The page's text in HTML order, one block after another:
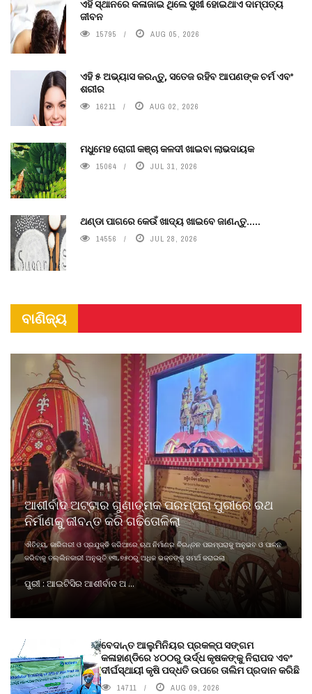
ଏହି ସ୍ଥାନରେ କଳାଜାଇ ଥିଲେ ସୁଖୀ ହୋଇଥାଏ ଦାମ୍ପତ୍ୟ
ଜୀବନ
15795 AUG 05, 2026
ଏହି ୫ ଅଭ୍ୟାସ କରନ୍ତୁ, ସତେଜ ରହିବ ଆପଣଙ୍କ ଚର୍ମ ଏବଂ
ଶରୀର
16211 AUG 02, 2026
ମଧୁମେହ ରୋଗୀ କଞ୍ଚା କଳଦୀ ଖାଇବା ଲାଭଦାୟକ
15064 JUL 31, 2026
ଥଣ୍ଡା ପାଗରେ କେଉଁ ଖାଦ୍ୟ ଖାଇବେ ଜାଣନ୍ତୁ.....
14556 JUL 28, 2026
ବାଣିଜ୍ୟ
ଆଶୀର୍ବାଦ ଅଟ୍ଟାର ଗୁଣାତ୍ମକ ପରମ୍ପରା ପୁରୀରେ ରଥ
ନିର୍ମାଣକୁ ଜୀବନ୍ତ କରି ଗଢିତୋଳିଲା
ଐତିହ୍ୟ, କାରିଗରୀ ଓ ପ୍ରଯୁକ୍ତି ଜରିଆରେ ଋଥ ନିର୍ମାଣର ଚିରନ୍ତନ ପରମ୍ପରାକୁ ଅନୁଭବ ଓ ପାଳନ
କରିବାକୁ ତଲ୍ଲିନକାରୀ ଅନୁଭୂତି ୧୩,୭୫୦ରୁ ଅଧିକ ଭକ୍ତଙ୍କୁ ସମର୍ଥ କରାଇଲା
ପୁରୀ : ଆଇଟିସିର ଆଶୀର୍ବାଦ ଅ ...
ବେଦାନ୍ତ ଆଲୁମିନିୟର ପ୍ରକଳ୍ପ ସଙ୍ଗମ
କଳାହାଣ୍ଡିରେ ୪୦୦ରୁ ଉର୍ଦ୍ଧ କୃଷକଙ୍କୁ ନିରାପଦ ଏବଂ
ଦୀର୍ଘସ୍ଥାୟୀ କୃଷି ପଦ୍ଧତି ଉପରେ ତାଲିମ ପ୍ରଦାନ କରିଛି
14711 AUG 09, 2026